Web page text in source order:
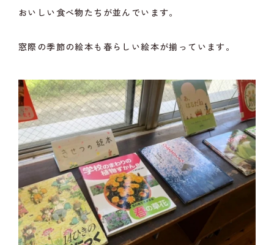
おいしい食べ物たちが並んでいます。
窓際の季節の絵本も春らしい絵本が揃っています。